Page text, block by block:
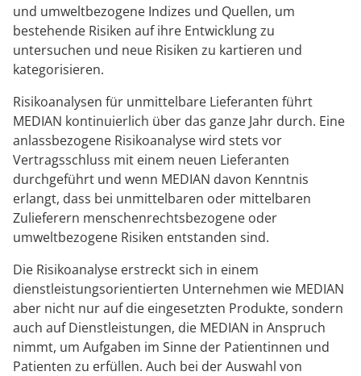
und umweltbezogene Indizes und Quellen, um
bestehende Risiken auf ihre Entwicklung zu
untersuchen und neue Risiken zu kartieren und
kategorisieren.
Risikoanalysen für unmittelbare Lieferanten führt
MEDIAN kontinuierlich über das ganze Jahr durch. Eine
anlassbezogene Risikoanalyse wird stets vor
Vertragsschluss mit einem neuen Lieferanten
durchgeführt und wenn MEDIAN davon Kenntnis
erlangt, dass bei unmittelbaren oder mittelbaren
Zulieferern menschenrechtsbezogene oder
umweltbezogene Risiken entstanden sind.
Die Risikoanalyse erstreckt sich in einem
dienstleistungsorientierten Unternehmen wie MEDIAN
aber nicht nur auf die eingesetzten Produkte, sondern
auch auf Dienstleistungen, die MEDIAN in Anspruch
nimmt, um Aufgaben im Sinne der Patientinnen und
Patienten zu erfüllen. Auch bei der Auswahl von